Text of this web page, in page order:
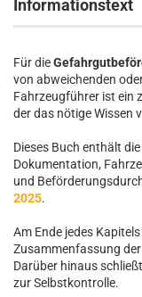
Informationstext
Für die
von abweichenden
Fahrzeugführer ist ein
der das nötige Wissen
Dieses Buch enthält
Dokumentation,
und
2025.
Am Ende jedes
Zusammenfassung
Darüber hinaus
zur Selbstkontrolle.